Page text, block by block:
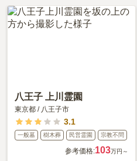
解説！』をご覧ください。
八王子 上川霊園
東京都 / 八王子市
3.1
一般墓 樹木葬 民営霊園 宗教不問
参考価格:103万円～